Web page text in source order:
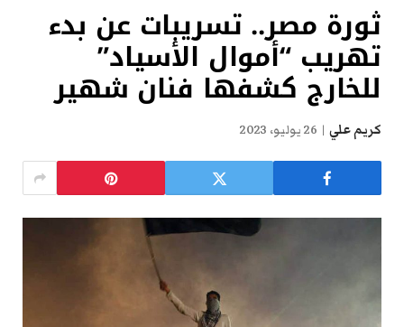
ثورة مصر.. تسريبات عن بدء
تهريب “أموال الأسياد”
للخارج كشفها فنان شهير
كريم علي 26 يوليو، 2023